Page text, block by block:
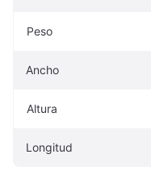
Peso
Ancho
Altura
Longitud